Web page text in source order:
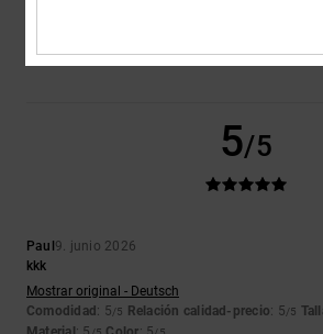
5/5
Paul 9. junio 2026
kkk
Mostrar original - Deutsch
Comodidad : 5/5 Relación calidad-precio: 5/5